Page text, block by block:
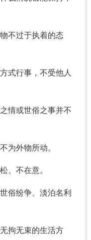
不过于执着的态
式行事，不受他人
情或世俗之事并不
为外物所动。
、不在意。
俗纷争、淡泊名利
拘无束的生活方